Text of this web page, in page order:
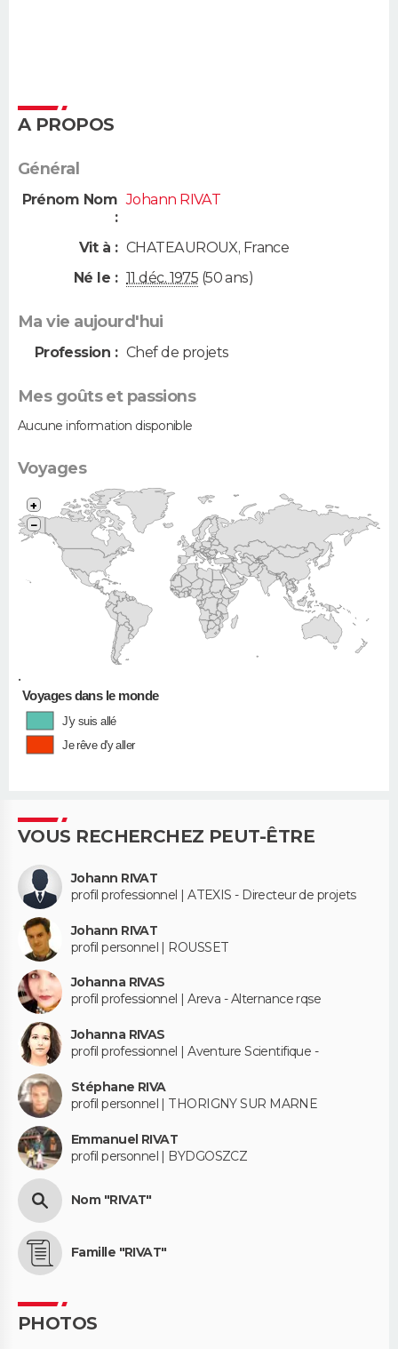
A PROPOS
Général
Prénom Nom
:
Johann RIVAT
Vit à : CHATEAUROUX, France
Né le : 11 déc. 1975 (50 ans)
Ma vie aujourd'hui
Profession : Chef de projets
Mes goûts et passions
Aucune information disponible
Voyages
•
+
−
Voyages dans le monde
J'y suis allé
Je rêve d'y aller
VOUS RECHERCHEZ PEUT-ÊTRE
Johann RIVAT
profil professionnel | ATEXIS - Directeur de projets
Johann RIVAT
profil personnel | ROUSSET
Johanna RIVAS
profil professionnel | Areva - Alternance rqse
Johanna RIVAS
profil professionnel | Aventure Scientifique -
Stéphane RIVA
profil personnel | THORIGNY SUR MARNE
Emmanuel RIVAT
profil personnel | BYDGOSZCZ
Nom "RIVAT"
Famille "RIVAT"
PHOTOS